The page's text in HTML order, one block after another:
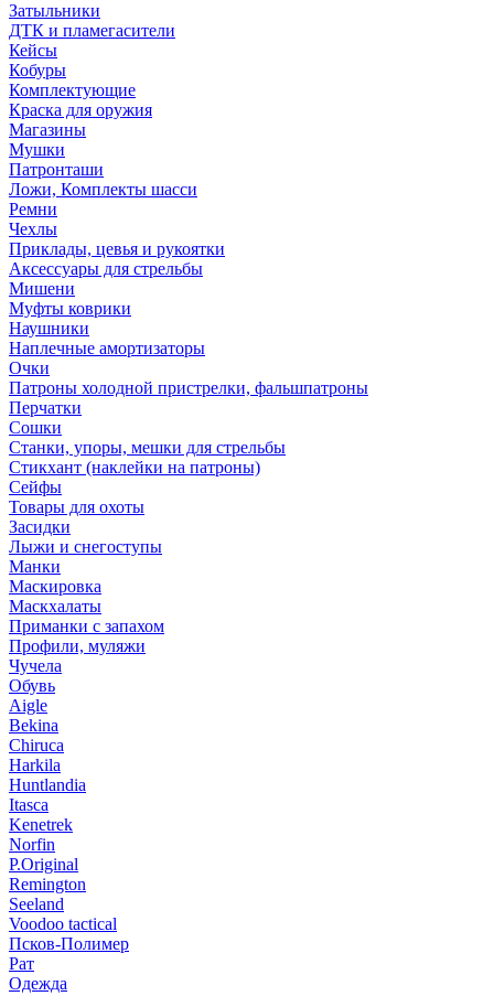
Затыльники
ДТК и пламегасители
Кейсы
Кобуры
Комплектующие
Краска для оружия
Магазины
Мушки
Патронташи
Ложи, Комплекты шасси
Ремни
Чехлы
Приклады, цевья и рукоятки
Аксессуары для стрельбы
Мишени
Муфты коврики
Наушники
Наплечные амортизаторы
Очки
Патроны холодной пристрелки, фальшпатроны
Перчатки
Сошки
Станки, упоры, мешки для стрельбы
Стикхант (наклейки на патроны)
Сейфы
Товары для охоты
Засидки
Лыжи и снегоступы
Манки
Маскировка
Маскхалаты
Приманки с запахом
Профили, муляжи
Чучела
Обувь
Aigle
Bekina
Chiruсa
Harkila
Huntlandia
Itasca
Kenetrek
Norfin
P.Original
Remington
Seeland
Voodoo tactical
Псков-Полимер
Рат
Одежда